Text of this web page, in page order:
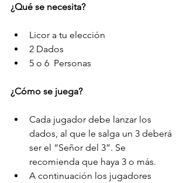
¿Qué se necesita?
Licor a tu elección
2 Dados
5 o 6  Personas
¿Cómo se juega?
Cada jugador debe lanzar los
dados, al que le salga un 3 deberá
ser el “Señor del 3”. Se
recomienda que haya 3 o más.
A continuación los jugadores